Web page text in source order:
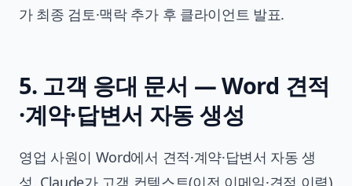
가 최종 검토·맥락 추가 후 클라이언트 발표.
5. 고객 응대 문서 — Word 견적
·계약·답변서 자동 생성
영업 사원이 Word에서 견적·계약·답변서 자동 생
성. Claude가 고객 컨텍스트(이전 이메일·견적 이력)